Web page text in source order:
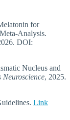
for
Analysis.
DOI:
Nucleus and
Neuroscience, 2025.
Link